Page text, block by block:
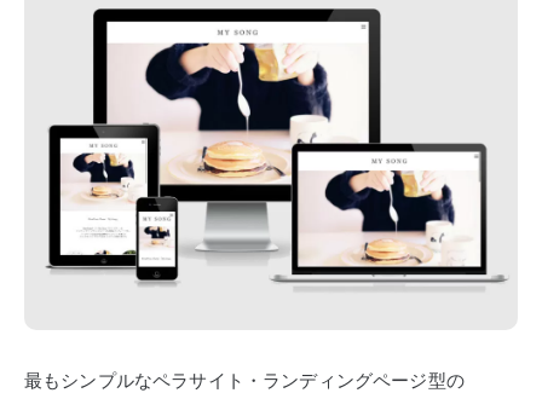
最もシンプルなペラサイト・ランディングページ型の